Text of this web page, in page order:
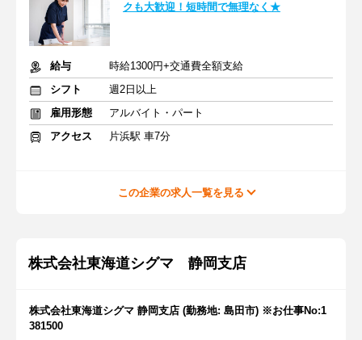
クも大歓迎！短時間で無理なく★
給与
時給1300円+交通費全額支給
シフト
週2日以上
雇用形態
アルバイト・パート
アクセス
片浜駅 車7分
この企業の求人一覧を見る
株式会社東海道シグマ 静岡支店
株式会社東海道シグマ 静岡支店 (勤務地: 島田市) ※お仕事No:1
381500